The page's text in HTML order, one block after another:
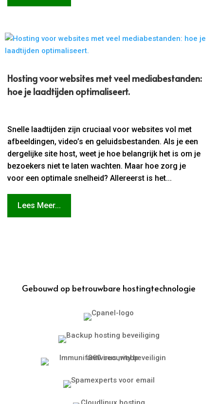
Hosting voor websites met veel mediabestanden:
hoe je laadtijden optimaliseert.​
Snelle laadtijden zijn cruciaal voor websites vol met
afbeeldingen, video’s en geluidsbestanden. Als je een
dergelijke site host, weet je hoe belangrijk het is om je
bezoekers niet te laten wachten. Maar hoe zorg je
voor een optimale snelheid? Allereerst is het...
Lees Meer...
Gebouwd op betrouwbare hostingtechnologie